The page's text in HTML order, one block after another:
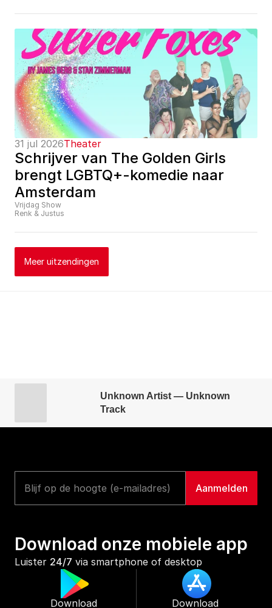
31 jul 2026Theater
Schrijver van The Golden Girls
brengt LGBTQ+-komedie naar
Amsterdam
Vrijdag Show
Renk & Justus
Meer uitzendingen
Unknown Artist — Unknown
Track
Download onze mobiele app
Luister 24/7 via smartphone of desktop
Download Download